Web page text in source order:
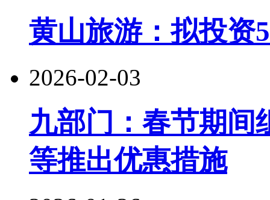
黄山旅游：拟投资
2026-02-03
九部门：春节期间
等推出优惠措施